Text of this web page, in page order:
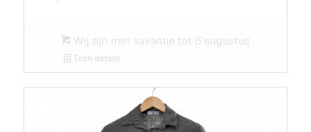
Wij zijn met vakantie tot 6 augustus
Toon details